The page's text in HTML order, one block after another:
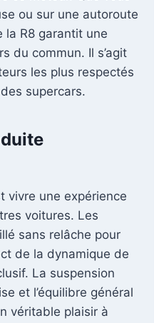
ou sur une autoroute
la R8 garantit une
du commun. Il s’agit
les plus respectés
supercars.
vivre une expérience
voitures. Les
sans relâche pour
de la dynamique de
La suspension
et l’équilibre général
véritable plaisir à